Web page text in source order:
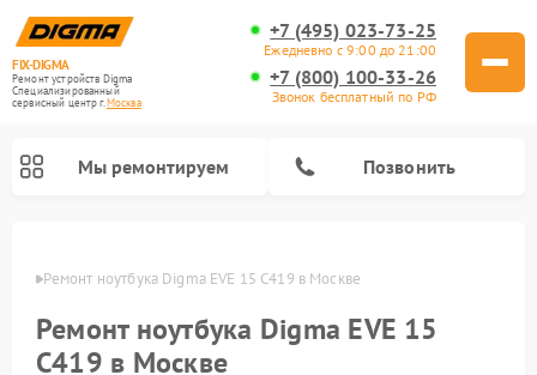
FIX-DIGMA
Ремонт устройств Digma
Специализированный
cервисный центр г.Москва
+7 (495) 023-73-25
Ежедневно с 9:00 до 21:00
+7 (800) 100-33-26
Звонок бесплатный по РФ
Мы ремонтируем Позвонить
Ремонт ноутбука Digma EVE 15 C419 в Москве
Ремонт ноутбука Digma EVE 15
C419 в Москве